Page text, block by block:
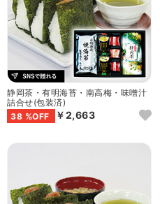
静岡茶・有明海苔・南高梅・味噌汁
詰合せ(包装済)
38 %OFF
￥2,663